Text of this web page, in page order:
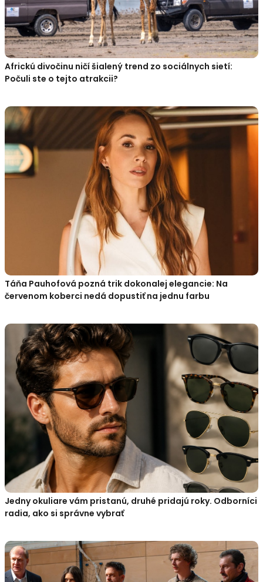
Africkú divočinu ničí šialený trend zo sociálnych sietí:
Počuli ste o tejto atrakcii?
Táňa Pauhofová pozná trik dokonalej elegancie: Na
červenom koberci nedá dopustiť na jednu farbu
Jedny okuliare vám pristanú, druhé pridajú roky. Odborníci
radia, ako si správne vybrať